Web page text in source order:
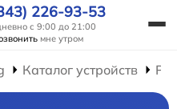
226-93-53
с 9:00 до 21:00
мне утром
Каталог устройств